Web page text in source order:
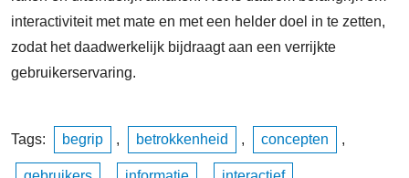
interactiviteit met mate en met een helder doel in te zetten,
zodat het daadwerkelijk bijdraagt aan een verrijkte
gebruikerservaring.
Tags: begrip , betrokkenheid , concepten ,